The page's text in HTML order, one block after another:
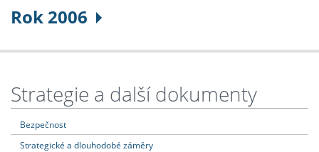
Rok 2006
Strategie a další dokumenty
Bezpečnost
Strategické a dlouhodobé záměry